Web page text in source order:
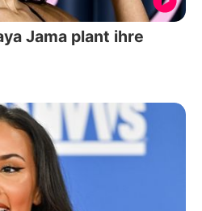
Jama plant ihre